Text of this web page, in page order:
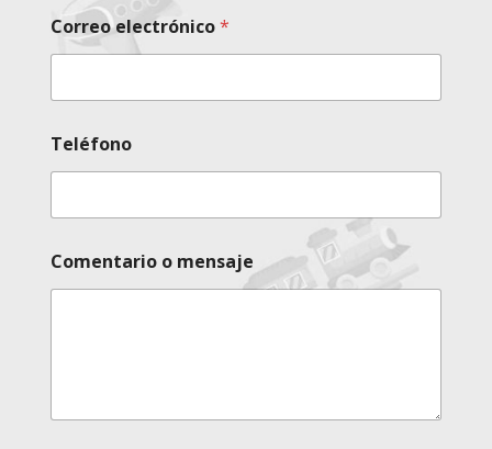
Correo electrónico*
Teléfono
Comentario o mensaje